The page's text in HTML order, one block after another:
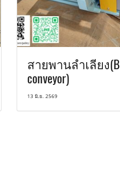
สายพานลำเลียง
conveyor)
13 มิ.ย. 2569